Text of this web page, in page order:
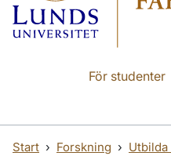
För studenter
Start Forskning